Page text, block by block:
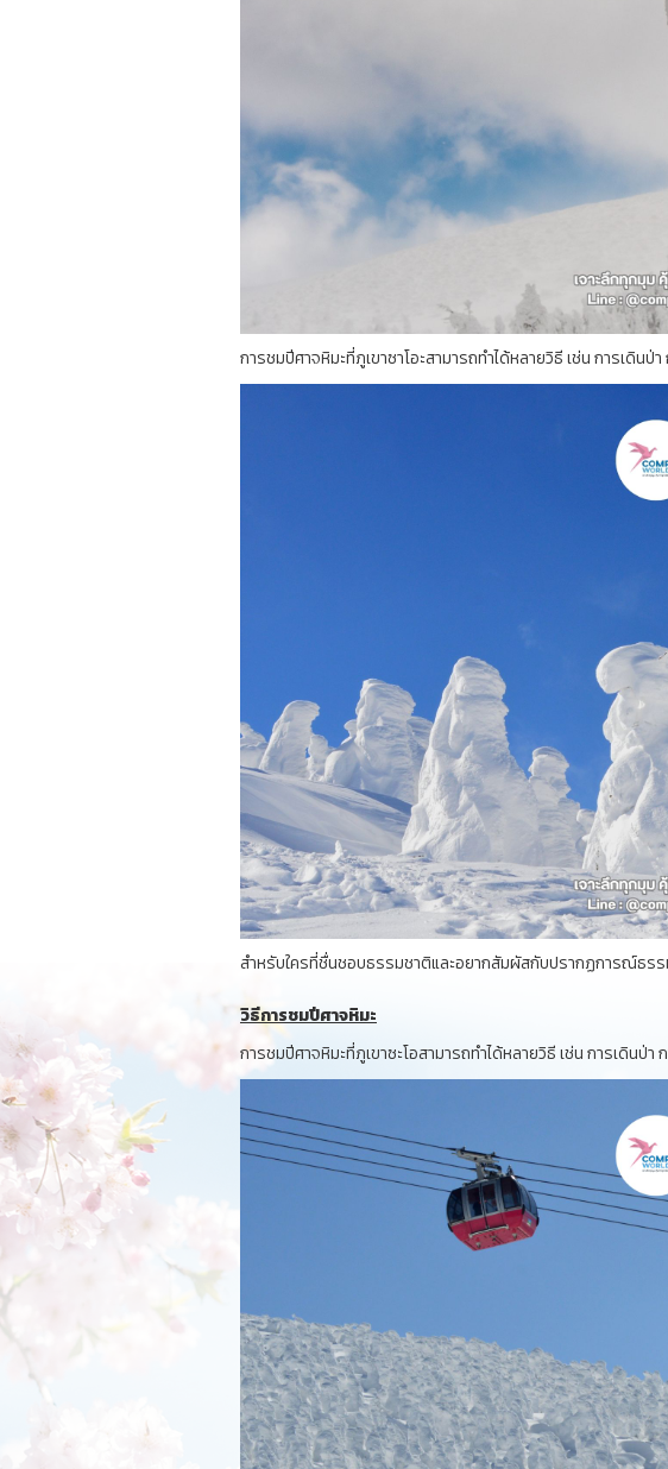
การชมปีศาจหิมะที่ภูเขาซาโอะสามารถทำได้หลายวิธี เช่น การเดิ
สำหรับใครที่ชื่นชอบธรรมชาติและอยากสัมผัสกับปรากฏการณ์ธรร
วิธีการชมปีศาจหิมะ
การชมปีศาจหิมะที่ภูเขาซะโอสามารถทำได้หลายวิธี เช่น การเดิน